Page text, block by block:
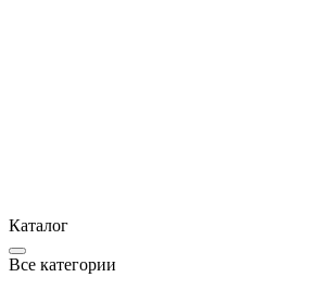
Каталог
Все категории